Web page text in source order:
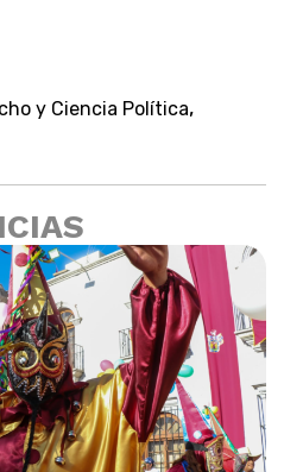
y Ciencia Política,